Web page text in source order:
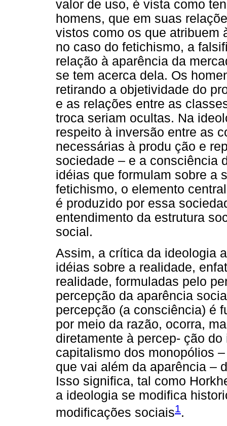
valor de uso, é vista como
homens, que em suas
vistos como os que atribuem
no caso do fetichismo, a
relação à aparência da
se tem acerca dela. Os
retirando a objetividade do
e as relações entre as
troca seriam ocultas. Na
respeito à inversão entre as
necessárias à produ ção e
sociedade – e a consciência
idéias que formulam sobre a
fetichismo, o elemento
é produzido por essa
entendimento da estrutura
social.
Assim, a crítica da ideologia
idéias sobre a realidade,
realidade, formuladas pelo
percepção da aparência
percepção (a consciência) é
por meio da razão, ocorra,
diretamente à percep- ção
capitalismo dos monopólios
que vai além da aparência –
Isso significa, tal como
a ideologia se modifica
modificações sociais1.